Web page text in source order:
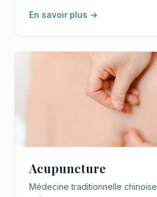
En savoir plus →
Acupuncture
Médecine traditionnelle